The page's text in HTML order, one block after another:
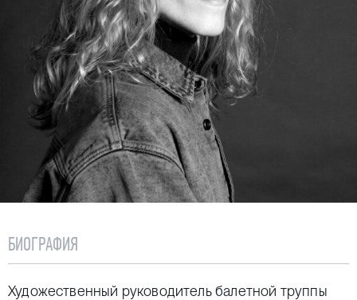
БИОГРАФИЯ
Художественный руководитель балетной труппы